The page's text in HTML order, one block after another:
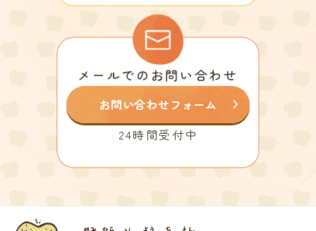
メールでのお問い合わせ
お問い合わせフォーム
24時間受付中